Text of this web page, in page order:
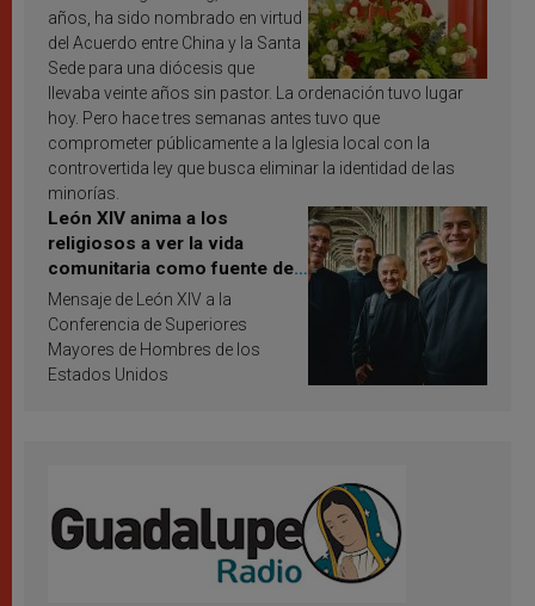
años, ha sido nombrado en virtud
del Acuerdo entre China y la Santa
Sede para una diócesis que
llevaba veinte años sin pastor. La ordenación tuvo lugar
hoy. Pero hace tres semanas antes tuvo que
comprometer públicamente a la Iglesia local con la
controvertida ley que busca eliminar la identidad de las
minorías.
León XIV anima a los
religiosos a ver la vida
comunitaria como fuente de
inspiración y santificación
Mensaje de León XIV a la
Conferencia de Superiores
Mayores de Hombres de los
Estados Unidos